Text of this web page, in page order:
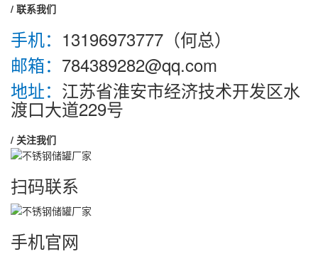
/ 联系我们
手机： 13196973777（何总）
邮箱： 784389282@qq.com
地址： 江苏省淮安市经济技术开发区水
渡口大道229号
/ 关注我们
扫码联系
手机官网